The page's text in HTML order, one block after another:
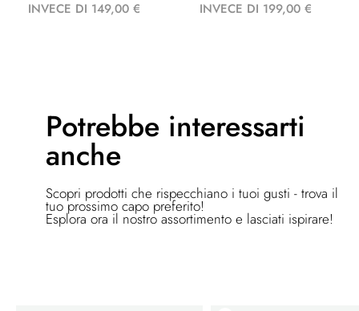
INVECE DI 149,00 € INVECE DI 199,00 €
Potrebbe interessarti
anche
Scopri prodotti che rispecchiano i tuoi gusti - trova il
tuo prossimo capo preferito!
Esplora ora il nostro assortimento e lasciati ispirare!